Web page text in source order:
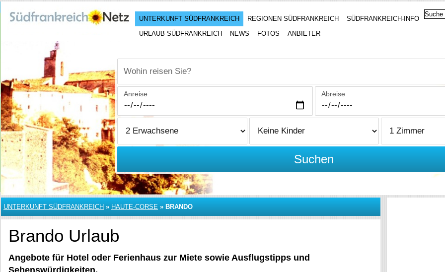
UNTERKUNFT SÜDFRANKREICH REGIONEN SÜDFRANKREICH
SÜDFRANKREICH-INFO
URLAUB SÜDFRANKREICH
NEWS FOTOS ANBIETER
Wohin reisen Sie?
Anreise Abreise
Suchen
UNTERKUNFT SÜDFRANKREICH » HAUTE-CORSE » BRANDO
Brando Urlaub
Angebote für Hotel oder Ferienhaus zur Miete sowie Ausflugstipps und
Sehenswürdigkeiten.